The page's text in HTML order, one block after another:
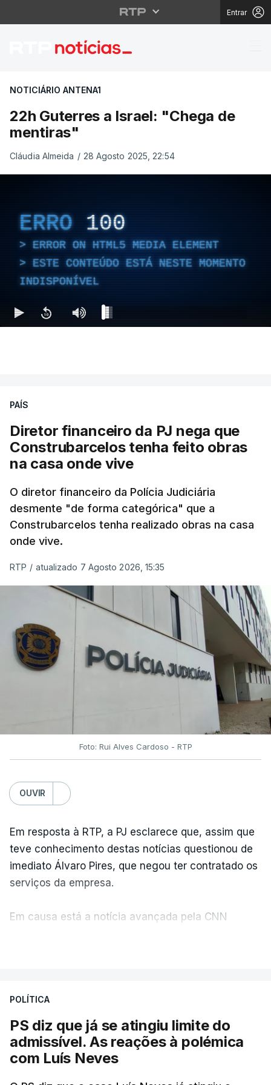
Entrar
22h Guterres a
NOTICIÁRIO ANTENA1
22h Guterres a Israel: "Chega de
mentiras"
Cláudia Almeida / 28 Agosto 2025, 22:54
ERRO 100
ERROR ON HTML5 MEDIA ELEMENT
ESTE CONTEÚDO ESTÁ NESTE MOMENTO
INDISPONÍVEL
PAÍS
Diretor financeiro da PJ nega que
Construbarcelos tenha feito obras
na casa onde vive
O diretor financeiro da Polícia Judiciária
desmente "de forma categórica" que a
Construbarcelos tenha realizado obras na casa
onde vive.
RTP / atualizado 7 Agosto 2026, 15:35
Foto: Rui Alves Cardoso - RTP
OUVIR
Em resposta à RTP, a PJ esclarece que, assim que
teve conhecimento destas notícias questionou de
imediato Álvaro Pires, que negou ter contratado os
serviços da empresa.
Em causa está a notícia avançada pela CNN
abertura de qualquer processo disciplinar, por não
ter qualquer elemento que indicie a realização
dessas obras.
POLÍTICA
PS diz que já se atingiu limite do
admissível. As reações à polémica
com Luís Neves